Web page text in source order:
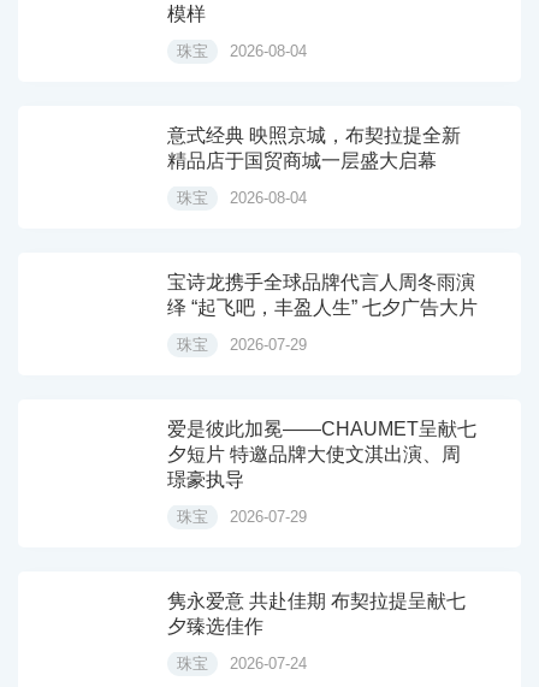
模样
珠宝 2026-08-04
意式经典 映照京城，布契拉提全新
精品店于国贸商城一层盛大启幕
珠宝 2026-08-04
宝诗龙携手全球品牌代言人周冬雨演
绎 “起飞吧，丰盈人生” 七夕广告大片
珠宝 2026-07-29
爱是彼此加冕——CHAUMET呈献七
夕短片 特邀品牌大使文淇出演、周
璟豪执导
珠宝 2026-07-29
隽永爱意 共赴佳期 布契拉提呈献七
夕臻选佳作
珠宝 2026-07-24